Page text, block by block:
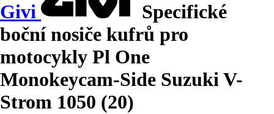
Givi
Specifické
boční nosiče kufrů pro
motocykly Pl One
Monokeycam-Side Suzuki V-
Strom 1050 (20)